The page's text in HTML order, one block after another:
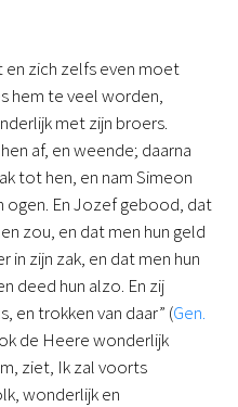
zich zelfs even moet
hem te veel worden,
met zijn broers.
af, en weende; daarna
tot hen, en nam Simeon
ogen. En Jozef gebood, dat
zou, en dat men hun geld
zijn zak, en dat men hun
deed hun alzo. En zij
en trokken van daar” (Gen.
de Heere wonderlijk
ziet, Ik zal voorts
wonderlijk en